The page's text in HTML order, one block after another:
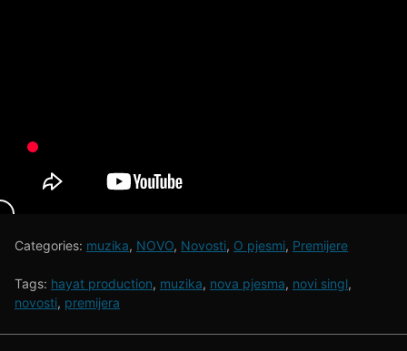
Categories: muzika, NOVO, Novosti, O pjesmi, Premijere
Tags: hayat production, muzika, nova pjesma, novi singl,
novosti, premijera